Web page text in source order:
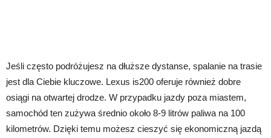
Jeśli często podróżujesz na dłuższe dystanse, spalanie na trasie
jest dla Ciebie kluczowe. Lexus is200 oferuje również dobre
osiągi na otwartej drodze. W przypadku jazdy poza miastem,
samochód ten zużywa średnio około 8-9 litrów paliwa na 100
kilometrów. Dzięki temu możesz cieszyć się ekonomiczną jazdą